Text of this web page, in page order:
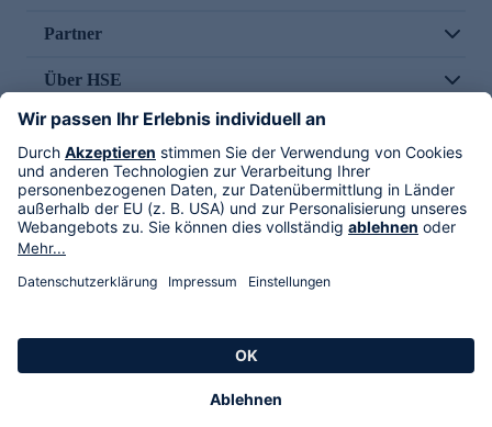
Partner
Über HSE
Im TV
HSE International